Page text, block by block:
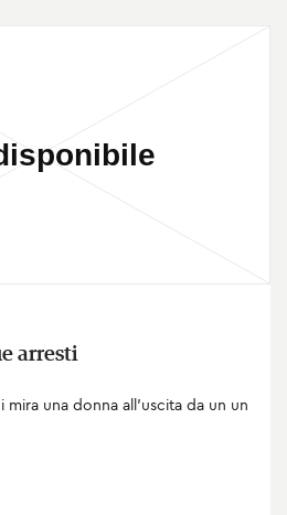
arresti
una donna all'uscita da un un